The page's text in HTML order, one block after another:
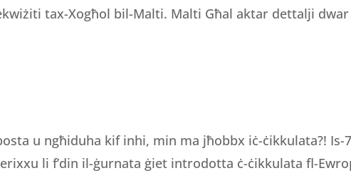
tax-Xogħol bil-Malti. Malti Għal aktar dettalji
u ngħiduha kif inhi, min ma jħobbx iċ-ċikkulata?! Is-
li f’din il-ġurnata ġiet introdotta ċ-ċikkulata fl-